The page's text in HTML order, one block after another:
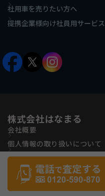
社用車を売りたい方へ
提携企業様向け社員用サービス
株式会社はなまる
会社概要
個人情報の取り扱いについて
古物営業法に基づく表記
反社会的勢力に対する基本方針
サイトマップ